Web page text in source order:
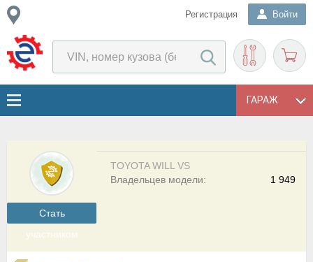
Регистрация Войти
ГАРАЖ
Cтать
участником
TOYOTA WILL VS
1 949
Владельцев модели: